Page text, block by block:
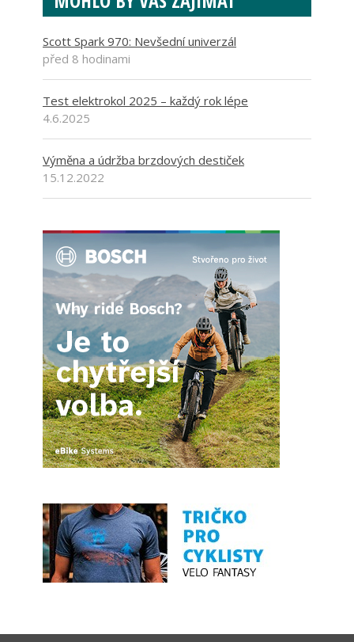
Scott Spark 970: Nevšední univerzál
před 8 hodinami
Test elektrokol 2025 – každý rok lépe
4.6.2025
Výměna a údržba brzdových destiček
15.12.2022